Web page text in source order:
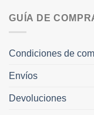
GUÍA DE
Condiciones de
Envíos
Devoluciones